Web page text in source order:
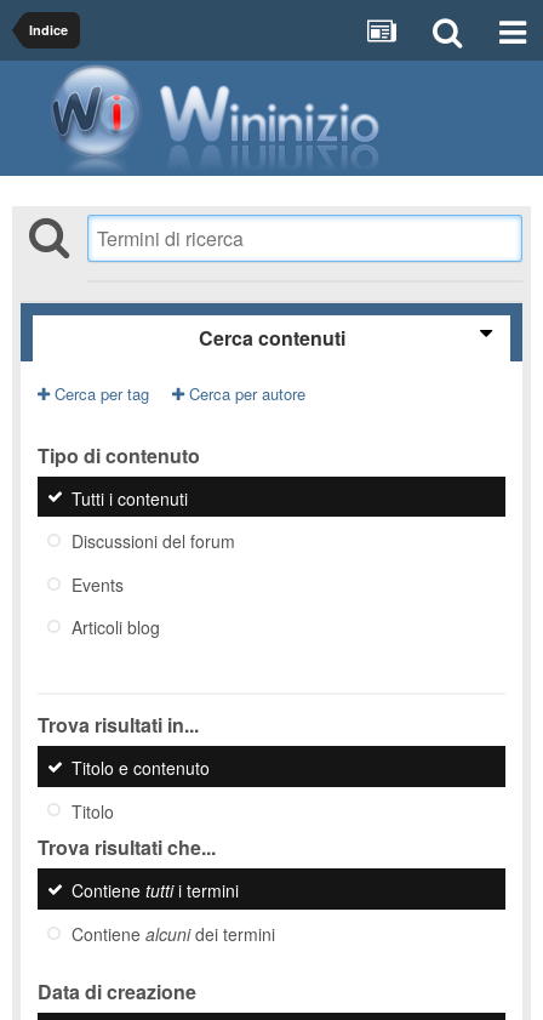
Indice
Cerca contenuti
Cerca per tag Cerca per autore
Tipo di contenuto
Tutti i contenuti
Discussioni del forum
Events
Articoli blog
Trova risultati in...
Titolo e contenuto
Titolo
Trova risultati che...
Contiene tuttii termini
Contiene alcunidei termini
Data di creazione